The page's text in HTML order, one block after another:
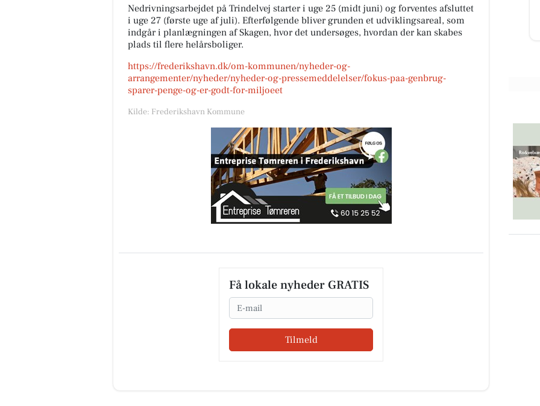
Nedrivningsarbejdet på Trindelvej starter i uge 25 (midt juni) og forventes afsluttet
i uge 27 (første uge af juli). Efterfølgende bliver grunden et udviklingsareal, som
indgår i planlægningen af Skagen, hvor det undersøges, hvordan der kan skabes
plads til flere helårsboliger.
https://frederikshavn.dk/om-kommunen/nyheder-og-
arrangementer/nyheder/nyheder-og-pressemeddelelser/fokus-paa-genbrug-
sparer-penge-og-er-godt-for-miljoeet
Kilde: Frederikshavn Kommune
Få lokale nyheder GRATIS
Email
Tilmeld
lager haves. T-bone steaks kun
120kr pr stk. Kalvekote...
Åbn opslaget
Åbn opslaget